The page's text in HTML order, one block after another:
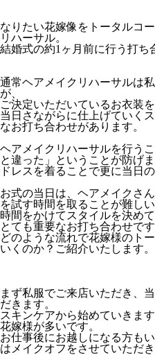
なりたい花嫁像をトータルコ
リハーサル。
結婚式の約1ヶ月前に行う打ち
通常ヘアメイクリハーサルは
が、
ご決定いただいているお衣装
当日さながらに仕上げていく
なお打ち合わせがあります。
ヘアメイクリハーサルを行う
と違った」ということが防げ
ドレスを着ることで更に当日
お式の当日は、ヘアメイクさ
を試す時間を取ることが難しい
時間をかけてスタイルを決め
とても重要なお打ち合わせです
どのような流れで花嫁様のト
いくのか？ご紹介いたします。
まず私服でご来店いただき、
だきます。
スキンケアから始めていきま
花嫁様が多いです。
お仕事後にお越しになる方も
はメイクオフをさせていただき